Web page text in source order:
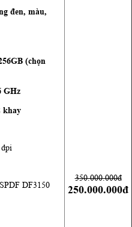
đen, màu,
(chọn
GHz
khay
DF3150
350.000.000đ
250.000.000đ